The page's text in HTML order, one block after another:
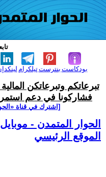
تيلكرامبنترست بودكاست
تبرعاتكم وتبرعاتكن
فشاركونا في دعم
[اشترك في قناة
الحوار المتمدن - موبايل
الموقع الرئيسي